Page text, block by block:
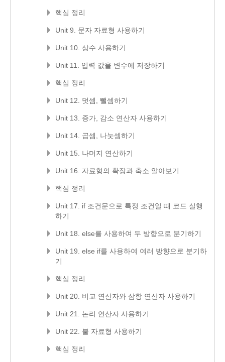
핵심 정리
Unit 9. 문자 자료형 사용하기
Unit 10. 상수 사용하기
Unit 11. 입력 값을 변수에 저장하기
핵심 정리
Unit 12. 덧셈, 뺄셈하기
Unit 13. 증가, 감소 연산자 사용하기
Unit 14. 곱셈, 나눗셈하기
Unit 15. 나머지 연산하기
Unit 16. 자료형의 확장과 축소 알아보기
핵심 정리
Unit 17. if 조건문으로 특정 조건일 때 코드 실행
하기
Unit 18. else를 사용하여 두 방향으로 분기하기
Unit 19. else if를 사용하여 여러 방향으로 분기하
기
핵심 정리
Unit 20. 비교 연산자와 삼항 연산자 사용하기
Unit 21. 논리 연산자 사용하기
Unit 22. 불 자료형 사용하기
핵심 정리